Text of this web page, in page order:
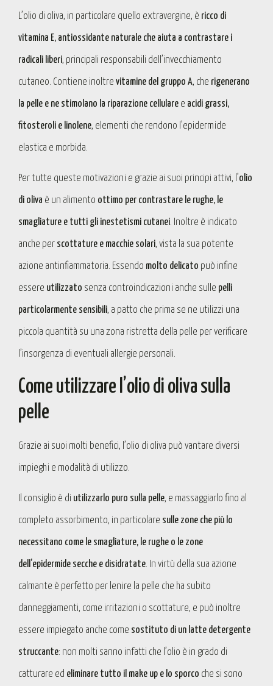
L’olio di oliva, in particolare quello extravergine, è ricco di
vitamina E, antiossidante naturale che aiuta a contrastare i
radicali liberi, principali responsabili dell’invecchiamento
cutaneo. Contiene inoltre vitamine del gruppo A, che rigenerano
la pelle e ne stimolano la riparazione cellulare e acidi grassi,
fitosteroli e linolene, elementi che rendono l’epidermide
elastica e morbida.
Per tutte queste motivazioni e grazie ai suoi principi attivi, l’olio
di oliva è un alimento ottimo per contrastare le rughe, le
smagliature e tutti gli inestetismi cutanei. Inoltre è indicato
anche per scottature e macchie solari, vista la sua potente
azione antinfiammatoria. Essendo molto delicato può infine
essere utilizzato senza controindicazioni anche sulle pelli
particolarmente sensibili, a patto che prima se ne utilizzi una
piccola quantità su una zona ristretta della pelle per verificare
l’insorgenza di eventuali allergie personali.
Come utilizzare l’olio di oliva sulla
pelle
Grazie ai suoi molti benefici, l’olio di oliva può vantare diversi
impieghi e modalità di utilizzo.
Il consiglio è di utilizzarlo puro sulla pelle, e massaggiarlo fino al
completo assorbimento, in particolare sulle zone che più lo
necessitano come le smagliature, le rughe o le zone
dell’epidermide secche e disidratate. In virtù della sua azione
calmante è perfetto per lenire la pelle che ha subito
danneggiamenti, come irritazioni o scottature, e può inoltre
essere impiegato anche come sostituto di un latte detergente
struccante: non molti sanno infatti che l’olio è in grado di
catturare ed eliminare tutto il make up e lo sporco che si sono